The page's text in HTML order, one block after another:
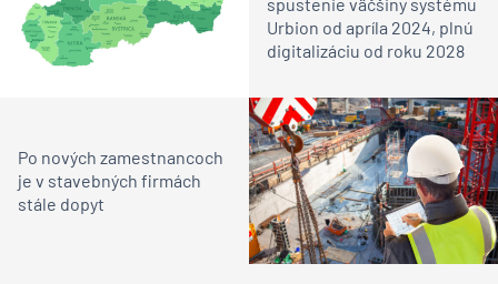
Urbion od apríla 2024, plnú
digitalizáciu od roku 2028
Po nových zamestnancoch
je v stavebných firmách
stále dopyt